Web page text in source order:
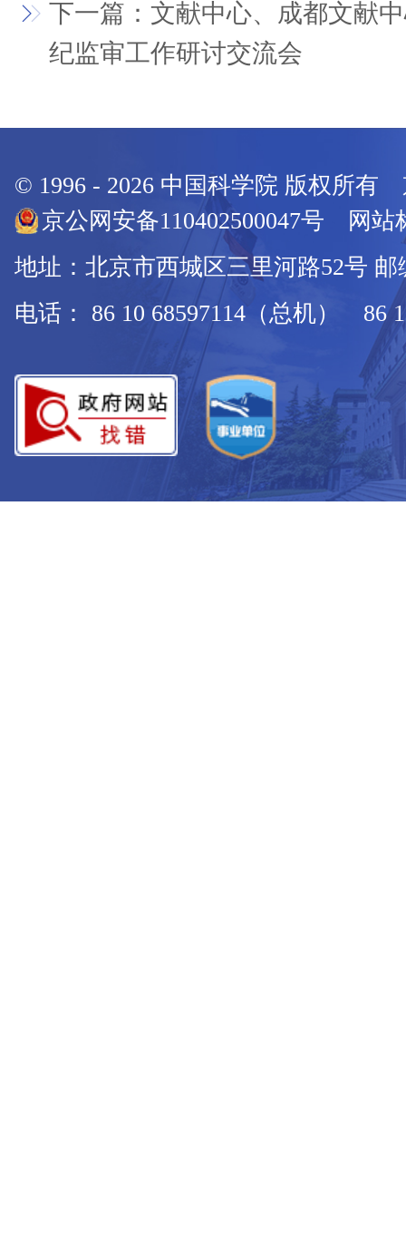
下一篇：文献中心、成都文献
纪监审工作研讨交流会
© 1996 - 2026 中国科学院 版权所有
京公网安备110402500047号 网站
地址：北京市西城区三里河路52号 邮
电话： 86 10 68597114（总机） 86